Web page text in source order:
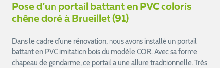
Pose d’un portail battant en PVC coloris
chêne doré à Brueillet (91)
Dans le cadre d’une rénovation, nous avons installé un portail
battant en PVC imitation bois du modèle COR. Avec sa forme
chapeau de gendarme, ce portail a une allure traditionnelle. Très